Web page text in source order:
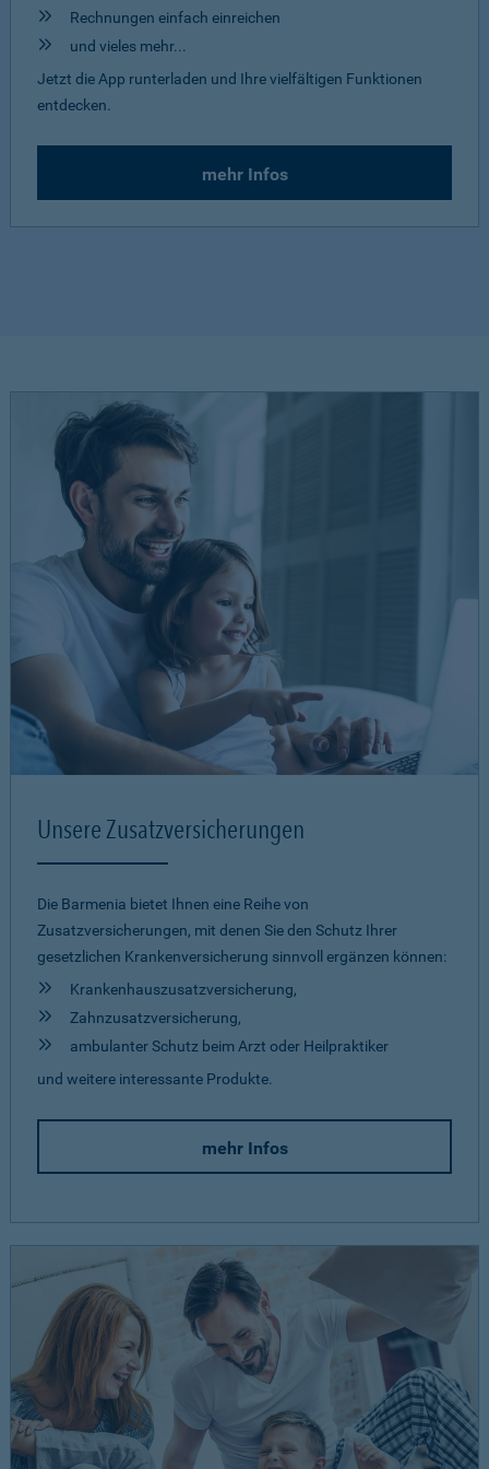
Rechnungen einfach einreichen
und vieles mehr...
Jetzt die App runterladen und Ihre vielfältigen Funktionen
entdecken.
mehr Infos
Unsere Zusatzversicherungen
Die Barmenia bietet Ihnen eine Reihe von
Zusatzversicherungen, mit denen Sie den Schutz Ihrer
gesetzlichen Krankenversicherung sinnvoll ergänzen können:
Krankenhauszusatzversicherung,
Zahnzusatzversicherung,
ambulanter Schutz beim Arzt oder Heilpraktiker
und weitere interessante Produkte.
mehr Infos